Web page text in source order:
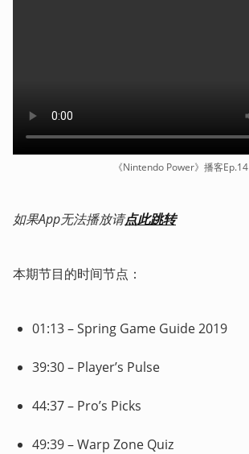
《Nintendo Power》播客Ep.14
如果App无法播放请点此跳转
本期节目的时间节点：
01:13 – Spring Game Guide 2019
39:30 – Player’s Pulse
44:37 – Pro’s Picks
49:39 – Warp Zone Quiz